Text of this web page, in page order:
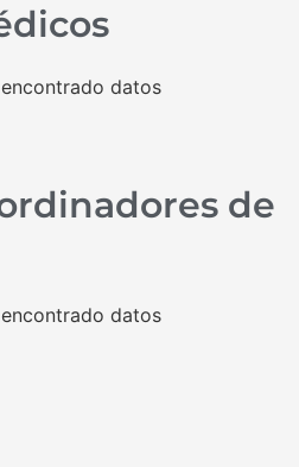
datos
de
datos